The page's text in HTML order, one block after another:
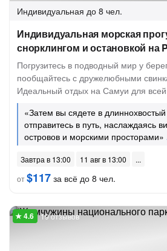
Индивидуальная до 8 чел.
Индивидуальная морская
снорклингом и остановкой на
Погрузитесь в подводный мир у
пообщайтесь с дружелюбными
Идеальный отдых на Самуи для
«Затем вы сядете в длиннохвостый
отправитесь в путь, наслаждаясь
островов и морскими просторами»
Завтра в 13:00
11 авг в 13:00
от$117 за всё до 8 чел.
19 отзывов